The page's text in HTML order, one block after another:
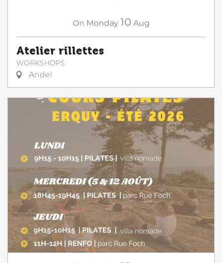
On Monday 10 Aug
Atelier rillettes
WORKSHOPS
Andel